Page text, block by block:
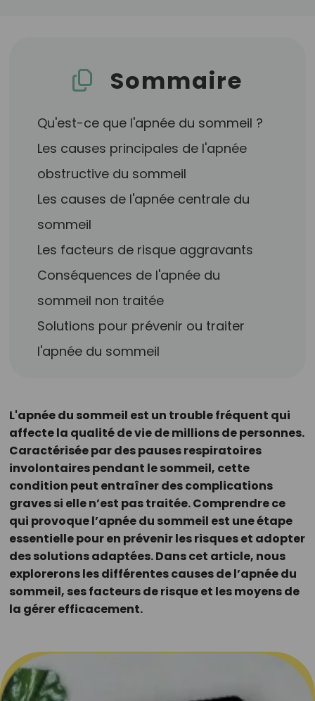
Sommaire
Qu'est-ce que l'apnée du sommeil ?
Les causes principales de l'apnée
obstructive du sommeil
Les causes de l'apnée centrale du
sommeil
Les facteurs de risque aggravants
Conséquences de l'apnée du
sommeil non traitée
Solutions pour prévenir ou traiter
l'apnée du sommeil
L'apnée du sommeil est un trouble fréquent qui
affecte la qualité de vie de millions de personnes.
Caractérisée par des pauses respiratoires
involontaires pendant le sommeil, cette
condition peut entraîner des complications
graves si elle n’est pas traitée. Comprendre ce
qui provoque l’apnée du sommeil est une étape
essentielle pour en prévenir les risques et adopter
des solutions adaptées. Dans cet article, nous
explorerons les différentes causes de l’apnée du
sommeil, ses facteurs de risque et les moyens de
la gérer efficacement.